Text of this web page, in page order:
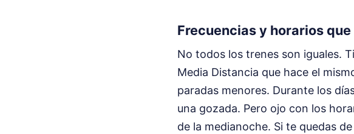
Frecuencias y horarios
No todos los trenes son iguales.
Media Distancia que hace el
paradas menores. Durante los
una gozada. Pero ojo con los
de la medianoche. Si te quedas